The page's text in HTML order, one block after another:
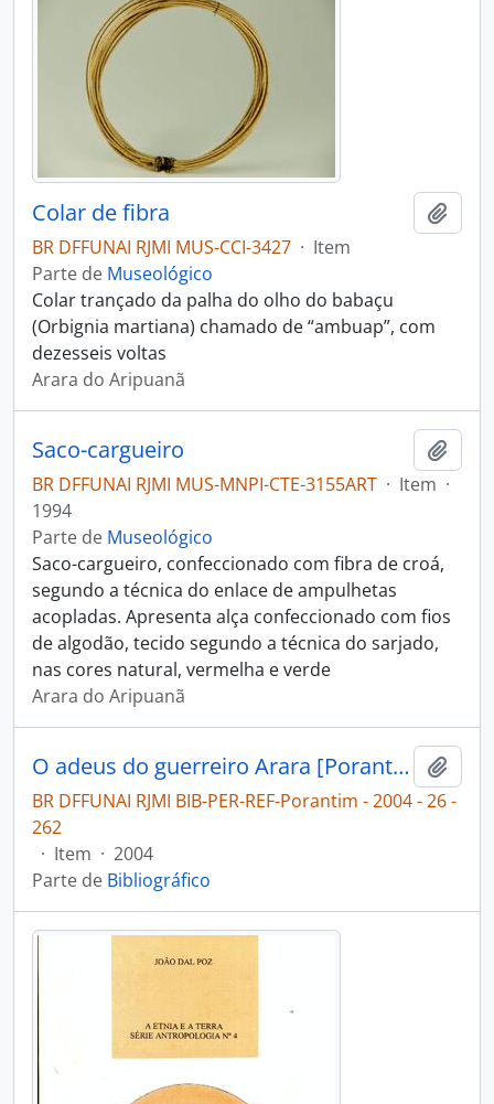
Colar de fibra
BR DFFUNAI RJMI MUS-CCI-3427 · Item
Parte de Museológico
Colar trançado da palha do olho do babaçu
(Orbignia martiana) chamado de “ambuap”, com
dezesseis voltas
Arara do Aripuanã
Saco-cargueiro
BR DFFUNAI RJMI MUS-MNPI-CTE-3155ART · Item ·
1994
Parte de Museológico
Saco-cargueiro, confeccionado com fibra de croá,
segundo a técnica do enlace de ampulhetas
acopladas. Apresenta alça confeccionado com fios
de algodão, tecido segundo a técnica do sarjado,
nas cores natural, vermelha e verde
Arara do Aripuanã
O adeus do guerreiro Arara [Porantim]
BR DFFUNAI RJMI BIB-PER-REF-Porantim - 2004 - 26 -
262
· Item · 2004
Parte de Bibliográfico